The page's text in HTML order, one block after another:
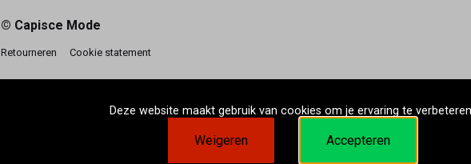
© Capisce Mode
Retourneren Cookie statement
Deze website maakt gebruik van cookies om je ervaring te
Weigeren Accepteren